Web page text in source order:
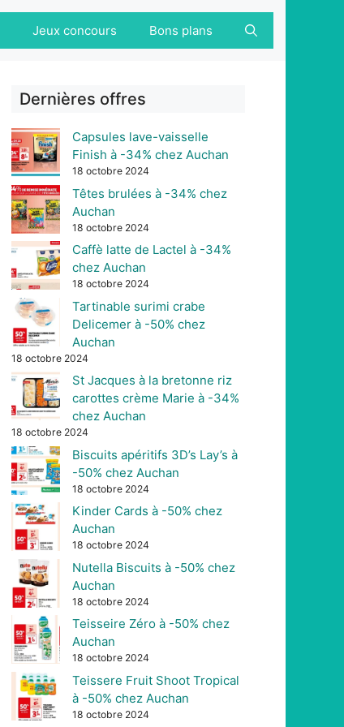
Jeux concours Bons plans
Dernières offres
Capsules lave-vaisselle
Finish à -34% chez Auchan
18 octobre 2024
Têtes brulées à -34% chez
Auchan
18 octobre 2024
Caffè latte de Lactel à -34%
chez Auchan
18 octobre 2024
Tartinable surimi crabe
Delicemer à -50% chez
Auchan
18 octobre 2024
St Jacques à la bretonne riz
carottes crème Marie à -34%
chez Auchan
18 octobre 2024
Biscuits apéritifs 3D’s Lay’s à
-50% chez Auchan
18 octobre 2024
Kinder Cards à -50% chez
Auchan
18 octobre 2024
Nutella Biscuits à -50% chez
Auchan
18 octobre 2024
Teisseire Zéro à -50% chez
Auchan
18 octobre 2024
Teissere Fruit Shoot Tropical
à -50% chez Auchan
18 octobre 2024